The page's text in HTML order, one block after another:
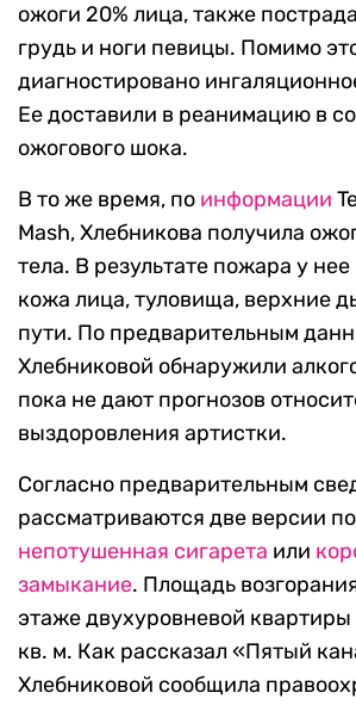
ожоги 20% лица, также
грудь и ноги певицы. Помимо
диагностировано
Ее доставили в реанимацию в
ожогового шока.
В то же время, по информации
Mash, Хлебникова получила
тела. В результате пожара у
кожа лица, туловища, верхние
пути. По предварительным
Хлебниковой обнаружили
пока не дают прогнозов
выздоровления артистки.
Согласно предварительным
рассматриваются две версии
непотушенная сигарета или
замыкание. Площадь
этаже двухуровневой квартиры
кв. м. Как рассказал «Пятый
Хлебниковой сообщила